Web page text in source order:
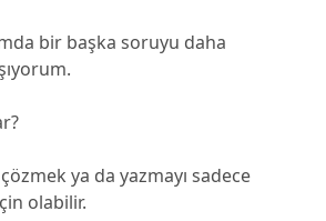
bir başka soruyu daha
ya da yazmayı sadece
olabilir.